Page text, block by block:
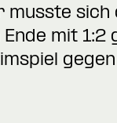
sich
mit